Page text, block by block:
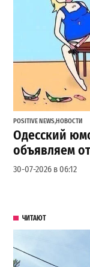
POSITIVE NEWS,НОВОСТИ
Одесский
объявляем
30-07-2026 в 06:12
ЧИТАЮТ